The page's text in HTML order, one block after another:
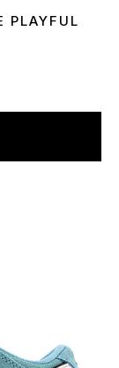
PLAYFUL